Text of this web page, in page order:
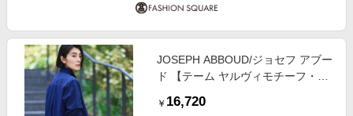
JOSEPH ABBOUD/ジョセフ アブー
ド 【テーム ヤルヴィモチーフ・サ
ガニックブロードシャツ ネイビー
￥ 16,720